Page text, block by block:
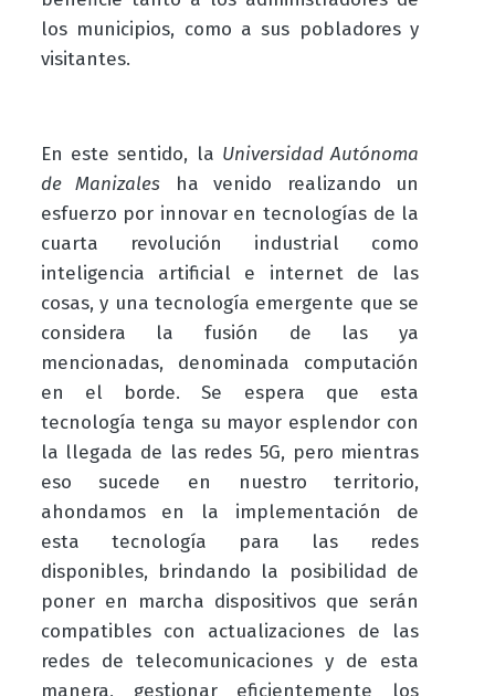
los municipios, como a sus pobladores y
visitantes.
En este sentido, la Universidad Autónoma
de Manizales ha venido realizando un
esfuerzo por innovar en tecnologías de la
cuarta revolución industrial como
inteligencia artificial e internet de las
cosas, y una tecnología emergente que se
considera la fusión de las ya
mencionadas, denominada computación
en el borde. Se espera que esta
tecnología tenga su mayor esplendor con
la llegada de las redes 5G, pero mientras
eso sucede en nuestro territorio,
ahondamos en la implementación de
esta tecnología para las redes
disponibles, brindando la posibilidad de
poner en marcha dispositivos que serán
compatibles con actualizaciones de las
redes de telecomunicaciones y de esta
manera, gestionar eficientemente los